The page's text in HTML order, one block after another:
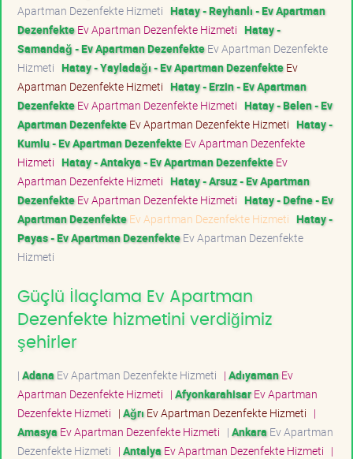
Apartman Dezenfekte Hizmeti Hatay - Reyhanlı - Ev Apartman
DezenfekteEv Apartman Dezenfekte Hizmeti Hatay -
Samandağ - Ev Apartman DezenfekteEv Apartman Dezenfekte
Hizmeti Hatay - Yayladağı - Ev Apartman DezenfekteEv
Apartman Dezenfekte Hizmeti Hatay - Erzin - Ev Apartman
DezenfekteEv Apartman Dezenfekte Hizmeti Hatay - Belen - Ev
Apartman DezenfekteEv Apartman Dezenfekte Hizmeti Hatay -
Kumlu - Ev Apartman DezenfekteEv Apartman Dezenfekte
Hizmeti Hatay - Antakya - Ev Apartman DezenfekteEv
Apartman Dezenfekte Hizmeti Hatay - Arsuz - Ev Apartman
DezenfekteEv Apartman Dezenfekte Hizmeti Hatay - Defne - Ev
Apartman DezenfekteEv Apartman Dezenfekte Hizmeti Hatay -
Payas - Ev Apartman DezenfekteEv Apartman Dezenfekte
Hizmeti
Güçlü İlaçlama Ev Apartman
Dezenfekte hizmetini verdiğimiz
şehirler
| Adana Ev Apartman Dezenfekte Hizmeti | AdıyamanEv
Apartman Dezenfekte Hizmeti | AfyonkarahisarEv Apartman
Dezenfekte Hizmeti | Ağrı Ev Apartman Dezenfekte Hizmeti |
Amasya Ev Apartman Dezenfekte Hizmeti | Ankara Ev Apartman
Dezenfekte Hizmeti | Antalya Ev Apartman Dezenfekte Hizmeti |